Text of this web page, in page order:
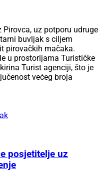
uz potporu udruge
buvljak s ciljem
pirovačkih mačaka.
u prostorijama Turističke
Turist agenciji, što je
većeg broja
posjetitelje uz